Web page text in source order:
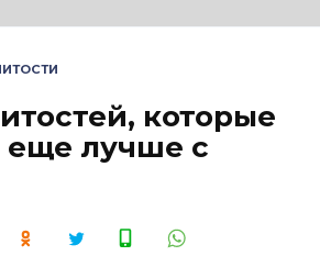
которые
еще лучше с